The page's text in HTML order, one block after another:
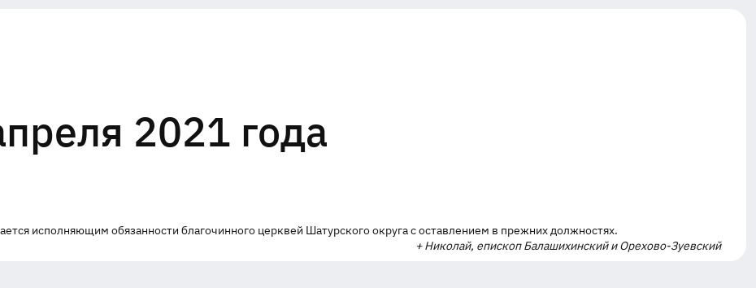
2021 года
исполняющим обязанности благочинного церквей Шатурского округа с оставлением в прежних должностях.
+ Николай, епископ Балашихинский и Орехово-Зуевский